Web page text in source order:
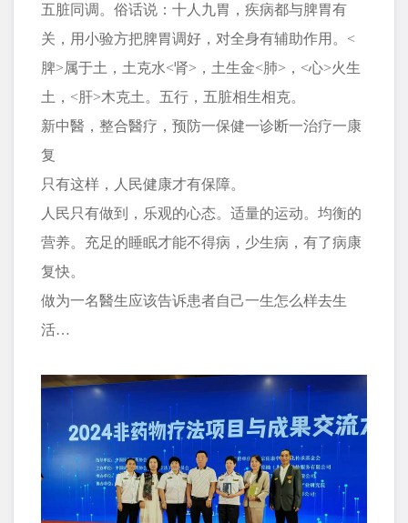
五脏同调。俗话说：十人九胃，疾病都与脾胃有
关，用小验方把脾胃调好，对全身有辅助作用。<
脾>属于土，土克水<肾>，土生金<肺>，<心>火生
土，<肝>木克土。五行，五脏相生相克。
新中醫，整合醫疗，预防一保健一诊断一治疗一康
复
只有这样，人民健康才有保障。
人民只有做到，乐观的心态。适量的运动。均衡的
营养。充足的睡眠才能不得病，少生病，有了病康
复快。
做为一名醫生应该告诉患者自己一生怎么样去生
活…